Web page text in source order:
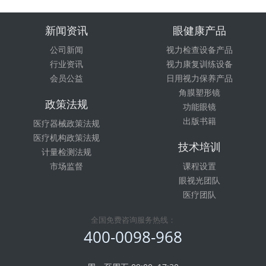
新闻资讯
公司新闻
行业资讯
会员公益
眼健康产品
视力检查设备产品
视力康复训练设备
日用视力保养产品
角膜塑形镜
功能眼镜
出版书籍
政策法规
医疗器械政策法规
医疗机构政策法规
计量检测法规
市场监督
技术培训
课程设置
眼视光团队
医疗团队
全国免费咨询服务热线：
400-0098-968